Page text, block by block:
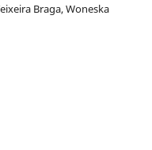
Braga, Woneska